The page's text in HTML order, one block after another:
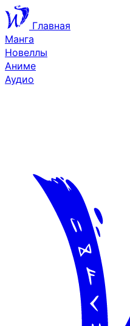
Главная
Манга
Новеллы
Аниме
Аудио